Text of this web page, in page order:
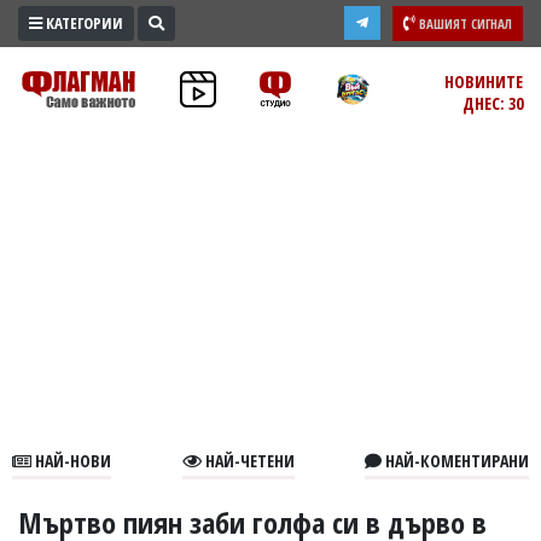
ПРОМО
ЗОНА
В
КАТЕГОРИИ ВАШИЯТ СИГНАЛ
НОВИНИТЕ
ДНЕС: 30
НАЙ-НОВИ НАЙ-ЧЕТЕНИ НАЙ-КОМЕНТИРАНИ
Мъртво пиян заби голфа си в дърво в